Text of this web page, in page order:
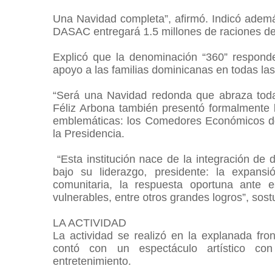
Una Navidad completa”, afirmó. Indicó
DASAC entregará 1.5 millones de raciones
Explicó que la denominación “360”
apoyo a las familias dominicanas en todas
“Será una Navidad redonda que abraza
Féliz Arbona también presentó
emblemáticas: los Comedores Económicos
la Presidencia.
“Esta institución nace de la integración de
bajo su liderazgo, presidente: la
comunitaria, la respuesta oportuna ante
vulnerables, entre otros grandes logros”,
LA ACTIVIDAD
La actividad se realizó en la explanada
contó con un espectáculo artístico
entretenimiento.